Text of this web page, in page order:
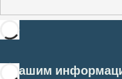
С нашим